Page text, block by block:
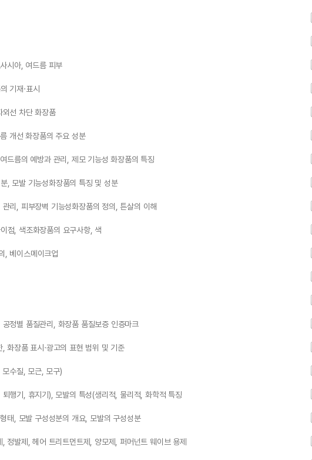
시아, 여드름 피부
기재·표시
선 차단 화장품
개선 화장품의 주요 성분
드름의 예방과 관리, 제모 기능성 화장품의 특징
, 모발 기능성화장품의 특징 및 성분
리, 피부장벽 기능성화장품의 정의, 튼살의 이해
점, 색조화장품의 요구사항, 색
, 베이스메이크업
정별 품질관리, 화장품 품질보증 인증마크
화장품 표시·광고의 표현 범위 및 기준
수질, 모근, 모구)
행기, 휴지기), 모발의 특성(생리적, 물리적, 화학적 특징
태, 모발 구성성분의 개요, 모발의 구성성분
정발제, 헤어 트리트먼트제, 양모제, 퍼머넌트 웨이브 용제